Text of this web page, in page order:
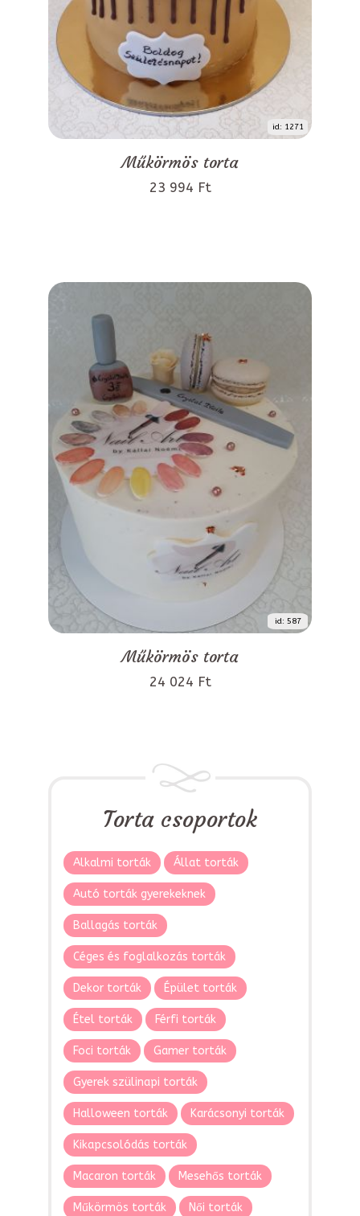
id: 1271
Műkörmös torta
23 994 Ft
id: 587
Műkörmös torta
24 024 Ft
Torta csoportok
Alkalmi torták Állat torták
Autó torták gyerekeknek
Ballagás torták
Céges és foglalkozás torták
Dekor torták Épület torták
Étel torták Férfi torták
Foci torták Gamer torták
Gyerek szülinapi torták
Halloween torták Karácsonyi torták
Kikapcsolódás torták
Macaron torták Mesehős torták
Műkörmös torták Női torták